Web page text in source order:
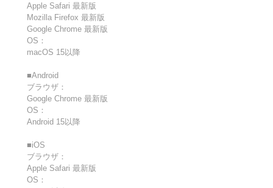
Apple Safari 最新版
Mozilla Firefox 最新版
Google Chrome 最新版
OS：
macOS 15以降
■Android
ブラウザ：
Google Chrome 最新版
OS：
Android 15以降
■iOS
ブラウザ：
Apple Safari 最新版
OS：